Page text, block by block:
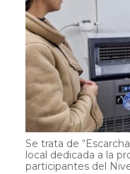
Se trata de
local dedicada a la
participantes del